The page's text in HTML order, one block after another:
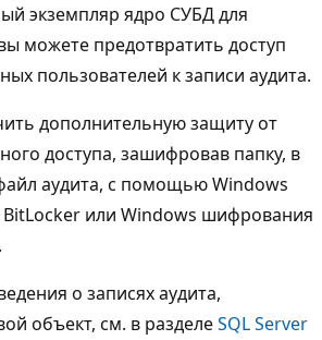
экземпляр ядро СУБД для
можете предотвратить доступ
пользователей к записи аудита.
дополнительную защиту от
доступа, зашифровав папку, в
аудита, с помощью Windows
или Windows шифрования
о записях аудита,
объект, см. в разделеSQL Server